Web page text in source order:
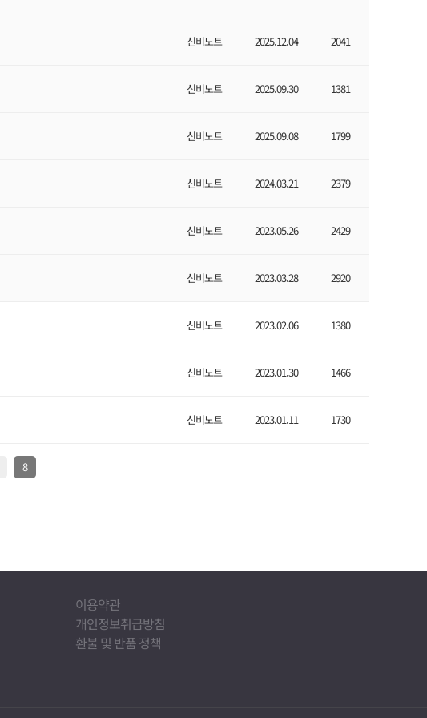
신비노트 2025.12.04 2041
신비노트 2025.09.30 1381
신비노트 2025.09.08 1799
신비노트 2024.03.21 2379
신비노트 2023.05.26 2429
신비노트 2023.03.28 2920
신비노트 2023.02.06 1380
신비노트 2023.01.30 1466
신비노트 2023.01.11 1730
8
이용약관
개인정보취급방침
환불 및 반품 정책